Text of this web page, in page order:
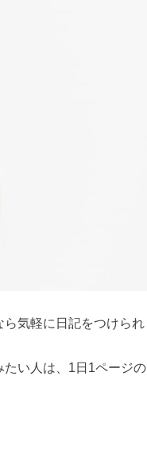
ら気軽に日記をつけられ
い人は、1日1ページの